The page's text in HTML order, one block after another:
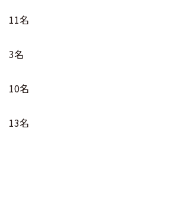
11名
3名
10名
13名